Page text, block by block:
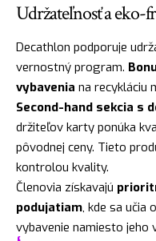
Udržateľnosť a
Decathlon podporuje
vernostný program.
vybavenia na recykláciu
Second-hand sekcia s
držiteľov karty ponúka
pôvodnej ceny. Tieto
kontrolou kvality.
Členovia získavajú
podujatiam, kde sa učia
vybavenie namiesto jeho